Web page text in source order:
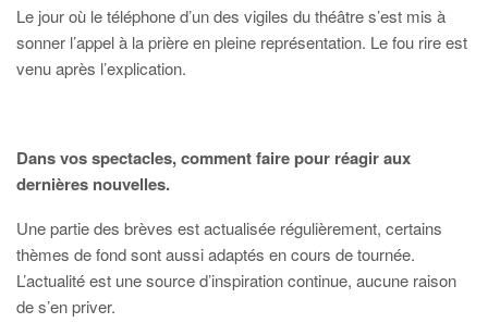
Le jour où le téléphone d’un des vigiles du théâtre s’est mis à
sonner l’appel à la prière en pleine représentation. Le fou rire est
venu après l’explication.
Dans vos spectacles, comment faire pour réagir aux
dernières nouvelles.
Une partie des brèves est actualisée régulièrement, certains
thèmes de fond sont aussi adaptés en cours de tournée.
L’actualité est une source d’inspiration continue, aucune raison
de s’en priver.